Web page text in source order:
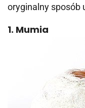
oryginalny sposób
1. Mumia